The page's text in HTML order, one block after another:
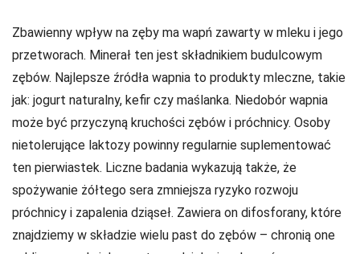
Zbawienny wpływ na zęby ma wapń zawarty w mleku i jego
przetworach. Minerał ten jest składnikiem budulcowym
zębów. Najlepsze źródła wapnia to produkty mleczne, takie
jak: jogurt naturalny, kefir czy maślanka. Niedobór wapnia
może być przyczyną kruchości zębów i próchnicy. Osoby
nietolerujące laktozy powinny regularnie suplementować
ten pierwiastek. Liczne badania wykazują także, że
spożywanie żółtego sera zmniejsza ryzyko rozwoju
próchnicy i zapalenia dziąseł. Zawiera on difosforany, które
znajdziemy w składzie wielu past do zębów – chronią one